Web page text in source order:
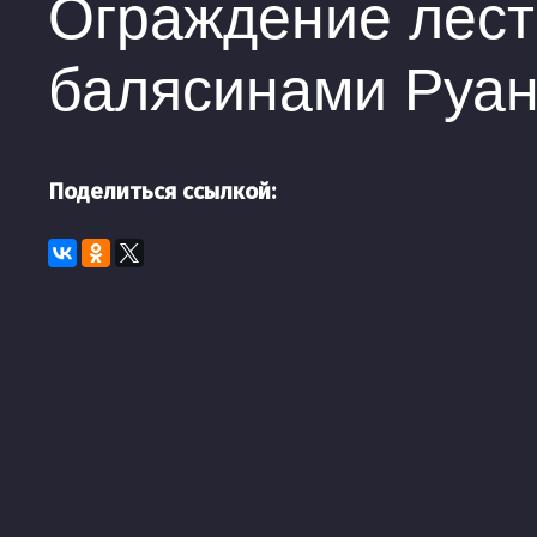
Ограждение
балясинами Руан
Поделиться ссылкой: